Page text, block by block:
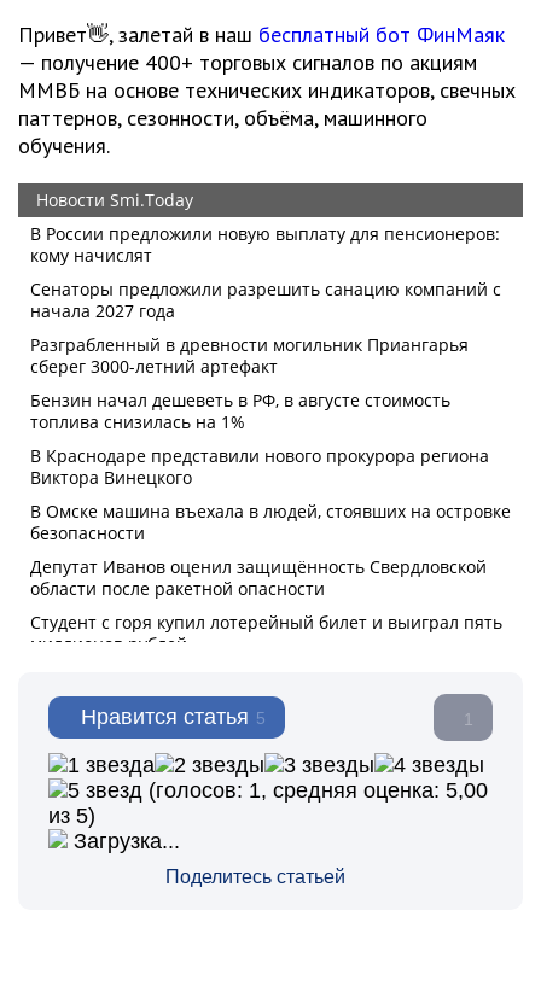
Привет👋, залетай в наш бесплатный бот ФинМаяк
— получение 400+ торговых сигналов по акциям
ММВБ на основе технических индикаторов, свечных
паттернов, сезонности, объёма, машинного
обучения.
Нравится статья 5 1
Поделитесь статьей
(голосов: 1, средняя оценка: 5,00
из 5)
Загрузка...